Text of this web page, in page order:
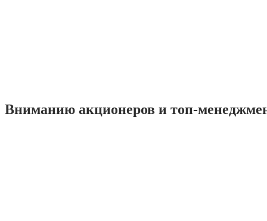
Вниманию акционеров и топ-